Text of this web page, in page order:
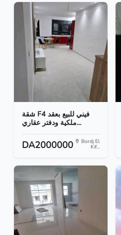
شقة F4 فيني للبيع بعقد
ملكية ودفتر عقاري...
DA2000000 Bordj El
Kif...